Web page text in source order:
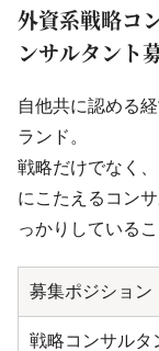
外資系戦略コ
ンサルタント
自他共に認める
ランド。
戦略だけでなく
にこたえるコン
っかりしている
募集ポジション
戦略コンサルタ